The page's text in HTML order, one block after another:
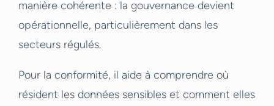
manière cohérente : la gouvernance devient
opérationnelle, particulièrement dans les
secteurs régulés.
Pour la conformité, il aide à comprendre où
résident les données sensibles et comment elles